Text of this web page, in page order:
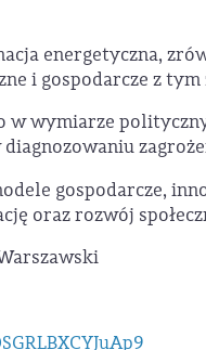
energetyczna,
i gospodarcze z tym
w wymiarze
gospodarcze,
oraz rozwój